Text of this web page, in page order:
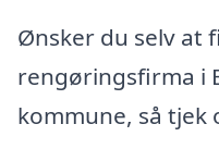
Ønsker du selv at
rengøringsfirma i
kommune, så tjek